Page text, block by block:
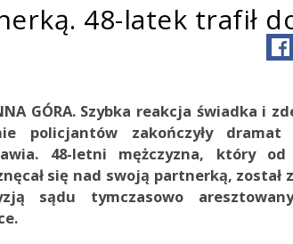
48-latek trafił
GÓRA. Szybka reakcja świadka i
policjantów zakończyły
48-letni mężczyzna, który od
się nad swoją partnerką, został
sądu tymczasowo